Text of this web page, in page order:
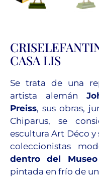
CASA LIS
Se trata de una
artista alemán
Preiss, sus obras,
Chiparus, se
escultura Art Déco
coleccionistas
dentro del
pintada en frío de